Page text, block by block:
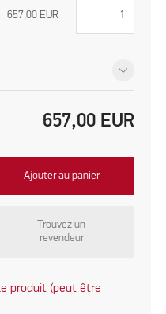
657,00 EUR
657,00 EUR
Ajouter au panier
Trouvez un
revendeur
produit (peut être